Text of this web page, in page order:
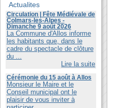
Actualites
Circulation | Fête Médiévale de
Colmars-les-Alpes -
Dimanche 9 août 2026
La Commune d'Allos informe
les habitants que, dans le
cadre du spectacle de clôture
du ...
Lire la suite
Cérémonie du 15 août à Allos
Monsieur le Maire et le
Conseil municipal ont le
plaisir de vous inviter à